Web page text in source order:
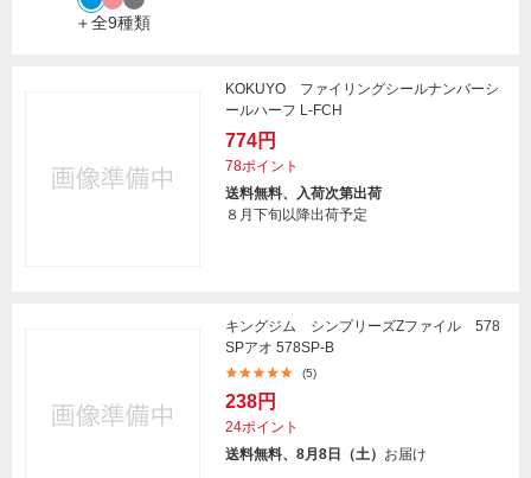
＋全9種類
KOKUYO ファイリングシールナンバーシ
ールハーフ L-FCH
774円
78ポイント
送料無料、入荷次第出荷
８月下旬以降出荷予定
キングジム シンプリーズZファイル 578
SPアオ 578SP-B
(5)
238円
24ポイント
送料無料、8月8日（土） お届け